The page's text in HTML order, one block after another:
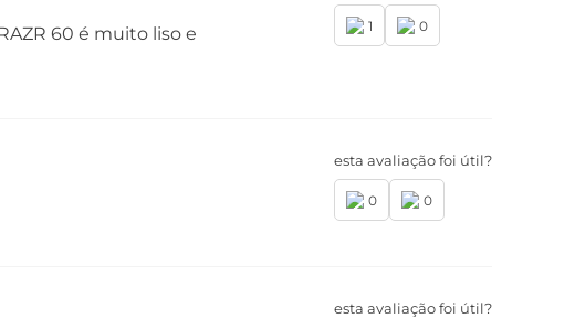
60 é muito liso e
1 0
esta avaliação foi útil?
0 0
esta avaliação foi útil?